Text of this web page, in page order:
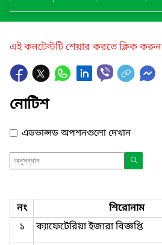
এই কনটেন্টটি শেয়ার করতে ক্লিক করুন
নোটিশ
এডভান্সড অপশনগুলো দেখান
নং শিরোনাম
১
ক্যাফেটেরিয়া ইজারা বিজ্ঞপ্তি